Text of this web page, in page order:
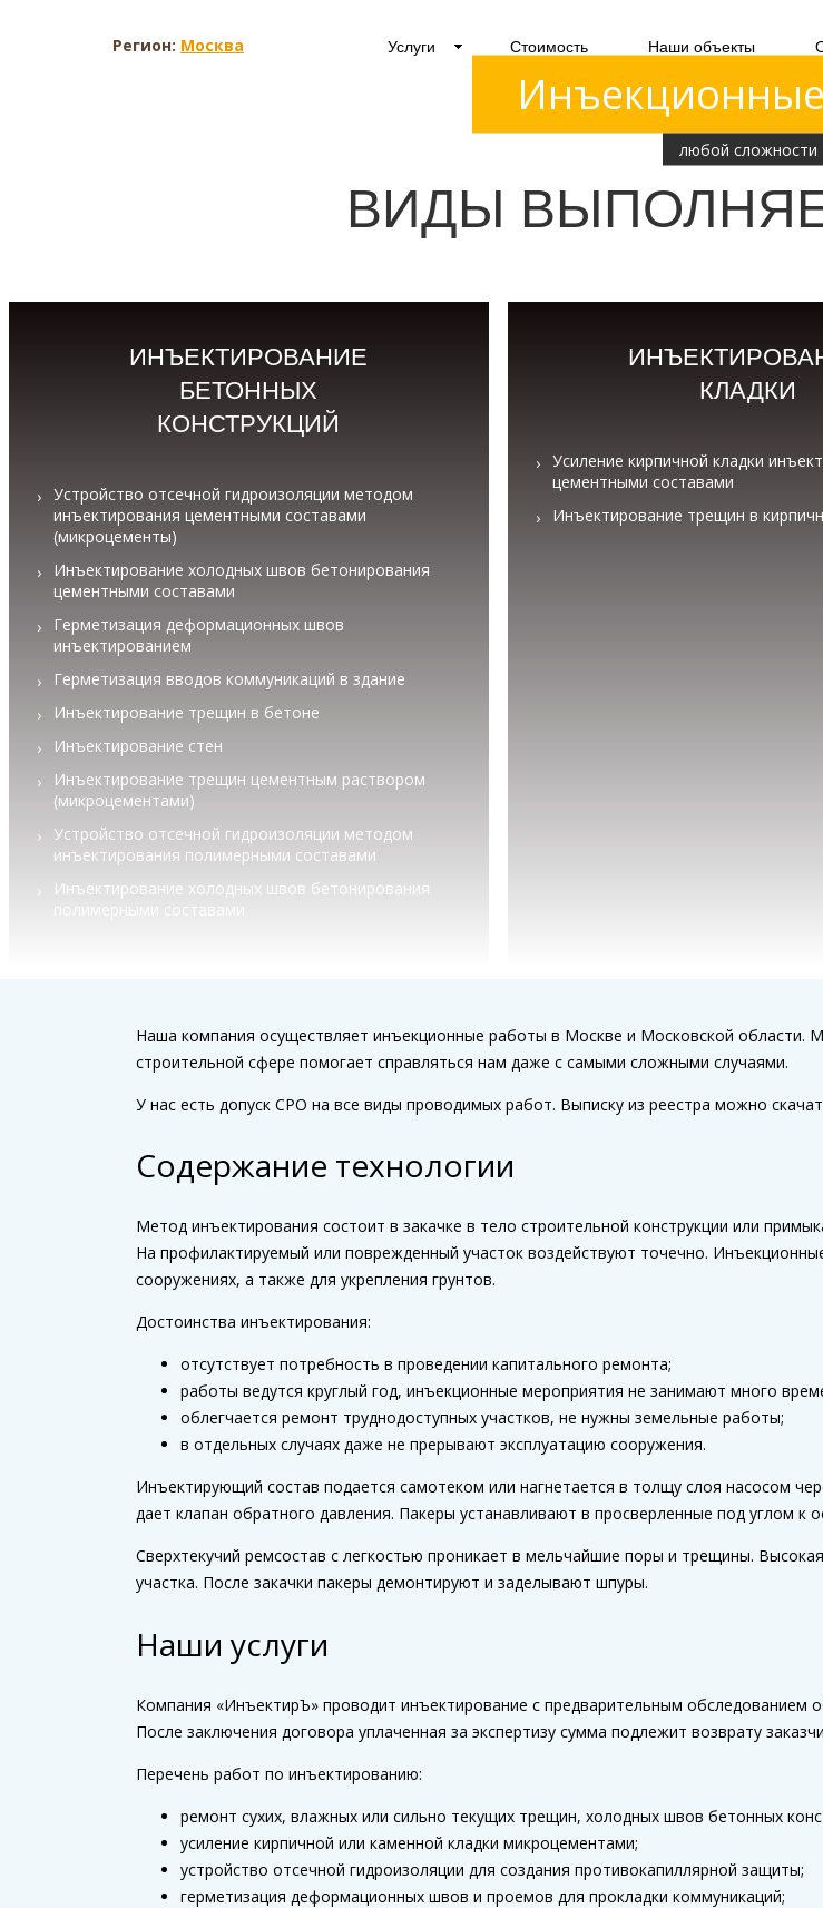
Регион: Москва Услуги Стоимость Наши объекты
любой сложности
ВИДЫ
ИНЪЕКТИРОВАНИЕ
БЕТОННЫХ
КОНСТРУКЦИЙ
Устройство отсечной гидроизоляции методом
инъектирования цементными составами
(микроцементы)
Инъектирование холодных швов бетонирования
цементными составами
Герметизация деформационных швов
инъектированием
Герметизация вводов коммуникаций в здание
Инъектирование трещин в бетоне
Инъектирование стен
Инъектирование трещин цементным раствором
(микроцементами)
Устройство отсечной гидроизоляции методом
инъектирования полимерными составами
Инъектирование холодных швов бетонирования
полимерными составами
КЛАДКИ
Усиление кирпичной кладки
цементными составами
Инъектирование трещин в
Наша компания осуществляет инъекционные работы в Москве и Московской области.
строительной сфере помогает справляться нам даже с самыми сложными случаями.
У нас есть допуск СРО на все виды проводимых работ. Выписку из реестра можно
Содержание технологии
Метод инъектирования состоит в закачке в тело строительной конструкции или
На профилактируемый или поврежденный участок воздействуют точечно.
сооружениях, а также для укрепления грунтов.
Достоинства инъектирования:
отсутствует потребность в проведении капитального ремонта;
работы ведутся круглый год, инъекционные мероприятия не занимают много
облегчается ремонт труднодоступных участков, не нужны земельные работы;
в отдельных случаях даже не прерывают эксплуатацию сооружения.
Инъектирующий состав подается самотеком или нагнетается в толщу слоя насосом
дает клапан обратного давления. Пакеры устанавливают в просверленные под углом к
Сверхтекучий ремсостав с легкостью проникает в мельчайшие поры и трещины.
участка. После закачки пакеры демонтируют и заделывают шпуры.
Наши услуги
Компания «ИнъектирЪ» проводит инъектирование с предварительным обследованием
После заключения договора уплаченная за экспертизу сумма подлежит возврату
Перечень работ по инъектированию:
ремонт сухих, влажных или сильно текущих трещин, холодных швов бетонных
усиление кирпичной или каменной кладки микроцементами;
устройство отсечной гидроизоляции для создания противокапиллярной защиты;
герметизация деформационных швов и проемов для прокладки коммуникаций;